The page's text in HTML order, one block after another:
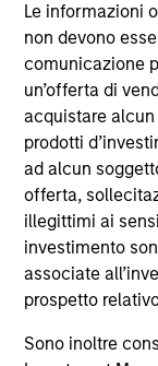
Le informazioni
non devono
comunicazione
un’offerta di
acquistare alcun
prodotti
ad alcun
offerta,
illegittimi ai
investimento
associate
prospetto
Sono inoltre
Scheda
Fund
Passport
Emerging
ISIN:
Emerging
Investment
Share Class:
Key